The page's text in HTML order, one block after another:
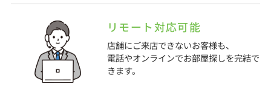
リモート対応可能
店舗にご来店できないお客様も、
電話やオンラインでお部屋探しを完結で
きます。